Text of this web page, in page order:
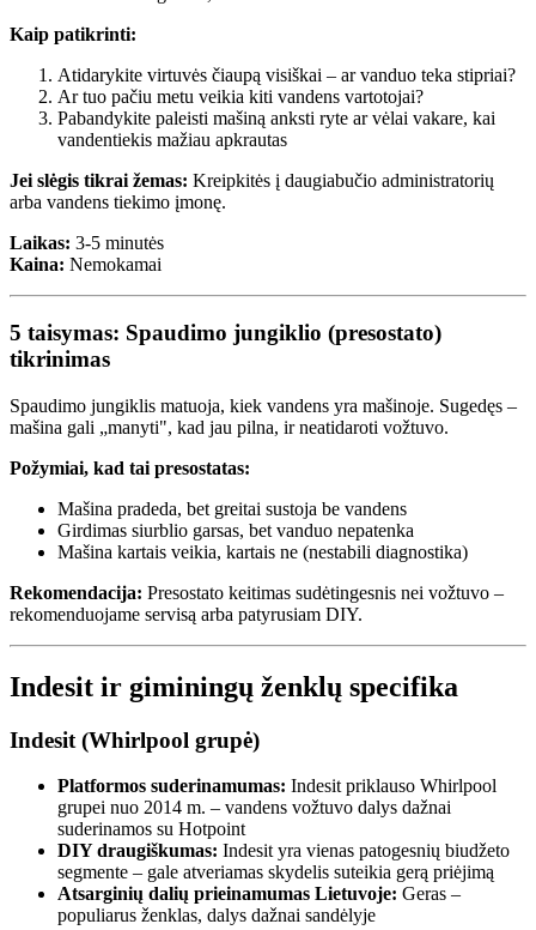
Kaip patikrinti:
Atidarykite virtuvės čiaupą visiškai – ar vanduo teka stipriai?
Ar tuo pačiu metu veikia kiti vandens vartotojai?
Pabandykite paleisti mašiną anksti ryte ar vėlai vakare, kai
vandentiekis mažiau apkrautas
Jei slėgis tikrai žemas: Kreipkitės į daugiabučio administratorių
arba vandens tiekimo įmonę.
Laikas: 3-5 minutės
Kaina: Nemokamai
5 taisymas: Spaudimo jungiklio (presostato)
tikrinimas
Spaudimo jungiklis matuoja, kiek vandens yra mašinoje. Sugedęs –
mašina gali „manyti", kad jau pilna, ir neatidaroti vožtuvo.
Požymiai, kad tai presostatas:
Mašina pradeda, bet greitai sustoja be vandens
Girdimas siurblio garsas, bet vanduo nepatenka
Mašina kartais veikia, kartais ne (nestabili diagnostika)
Rekomendacija: Presostato keitimas sudėtingesnis nei vožtuvo –
rekomenduojame servisą arba patyrusiam DIY.
Indesit ir giminingų ženklų specifika
Indesit (Whirlpool grupė)
Platformos suderinamumas: Indesit priklauso Whirlpool
grupei nuo 2014 m. – vandens vožtuvo dalys dažnai
suderinamos su Hotpoint
DIY draugiškumas: Indesit yra vienas patogesnių biudžeto
segmente – gale atveriamas skydelis suteikia gerą priėjimą
Atsarginių dalių prieinamumas Lietuvoje: Geras –
populiarus ženklas, dalys dažnai sandėlyje